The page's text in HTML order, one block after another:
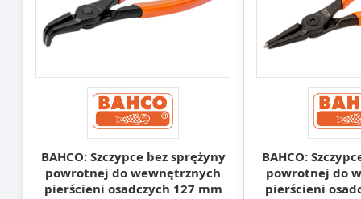
BAHCO: Szczypce bez sprężyny
powrotnej do wewnętrznych
pierścieni osadczych 127 mm
BAHCO:
powrotnej do
pierścieni